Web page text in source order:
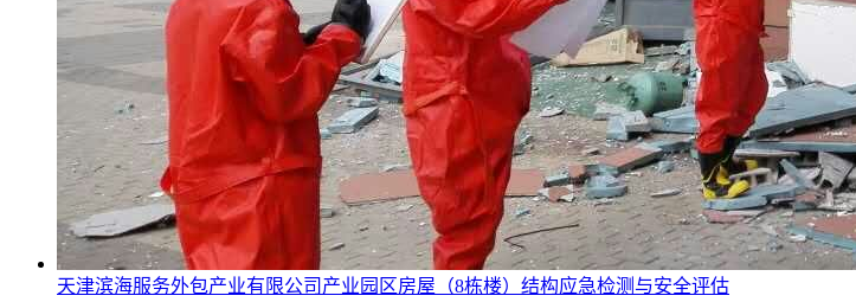
天津滨海服务外包产业有限公司产业园区房屋（8栋楼）结构应急检测与安全评估